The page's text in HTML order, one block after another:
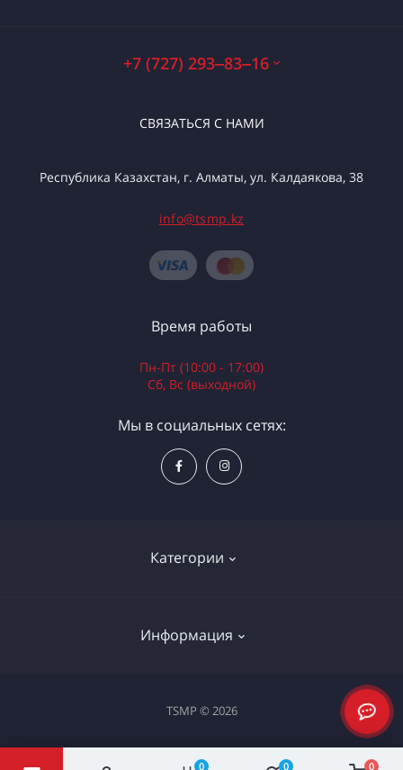
0 0 0
+7 (727) 293‒83‒16
СВЯЗАТЬСЯ С НАМИ
Республика Казахстан, г. Алматы, ул. Калдаякова, 38
info@tsmp.kz
Категории
Информация
Время работы
Пн-Пт (10:00 - 17:00)
Сб, Вс (выходной)
Мы в социальных сетях:
TSMP © 2026